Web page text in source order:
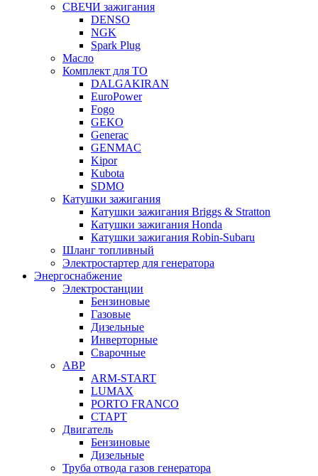
СВЕЧИ зажигания
DENSO
NGK
Spark Plug
Масло
Комплект для ТО
DALGAKIRAN
EuroPower
Fogo
GEKO
Generac
GENMAC
Kipor
Kubota
SDMO
Катушки зажигания
Катушки зажигания Briggs & Stratton
Катушки зажигания Honda
Катушки зажигания Robin-Subaru
Шланг топливный
Электростартер для генератора
Энергоснабжение
Электростанции
Бензиновые
Газовые
Дизельные
Инверторные
Сварочные
АВР
ARM-START
LUMAX
PORTO FRANCO
СТАРТ
Двигатель
Бензиновые
Дизельные
Труба отвода газов генератора